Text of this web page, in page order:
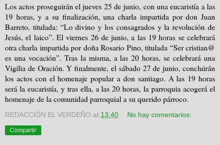
Los actos proseguirán el jueves 25 de junio, con una eucaristía a las
19 horas, y a su finalización, una charla impartida por don Juan
Barreto, titulada: “Lo divino y los consagrados y la revolución de
Jesús, el laico”. El viernes 26 de junio, a las 19 horas se celebrará
otra charla impartida por doña Rosario Pino, titulada “Ser cristian@
es una vocación”. Tras la misma, a las 20 horas, se celebrará una
Vigilia de Oración. Y finalmente, el sábado 27 de junio, concluirán
los actos con el homenaje popular a don santiago. A las 19 horas
será la eucaristía, y tras ella, a las 20 horas, la parroquia acogerá el
homenaje de la comunidad parroquial a su querido párroco.
REDACCIÓN EL VERDEÑO at 13:40 No hay comentarios:
Compartir